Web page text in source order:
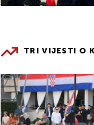
TRI VIJESTI O